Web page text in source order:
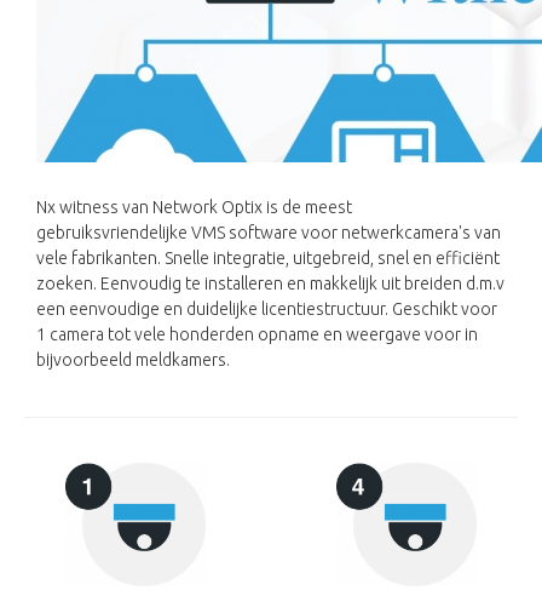
Nx witness van Network Optix is de meest
gebruiksvriendelijke VMS software voor netwerkcamera's van
vele fabrikanten. Snelle integratie, uitgebreid, snel en efficiënt
zoeken. Eenvoudig te installeren en makkelijk uit breiden d.m.v
een eenvoudige en duidelijke licentiestructuur. Geschikt voor
1 camera tot vele honderden opname en weergave voor in
bijvoorbeeld meldkamers.